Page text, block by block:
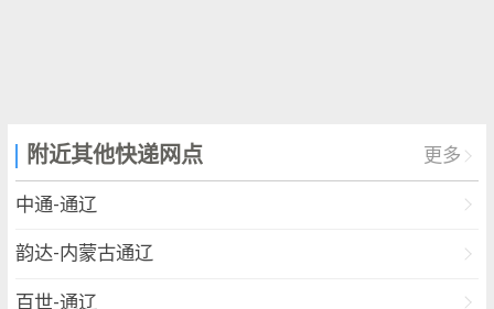
附近其他快递网点 更多
中通-通辽
韵达-内蒙古通辽
百世-通辽